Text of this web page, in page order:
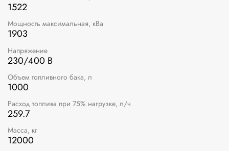
1522
Мощность максимальная, кВа
1903
Напряжение
230/400 В
Объем топливного бака, л
1000
Расход топлива при 75% нагрузке, л/ч
259.7
Масса, кг
12000